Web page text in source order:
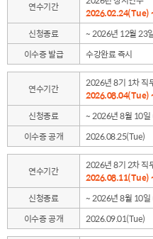
연수기간
2026.02.24(Tue)
신청종료
~ 2026년 12월 23
이수증 발급
수강완료 즉시
연수기간
2026년 8기 1차 직
2026.08.04(Tue)
신청종료 ~ 2026년 8월 10일
이수증 공개
2026.08.25(Tue)
연수기간
2026년 8기 2차 직
2026.08.11(Tue)
신청종료
~ 2026년 8월 10일
이수증 공개
2026.09.01(Tue)